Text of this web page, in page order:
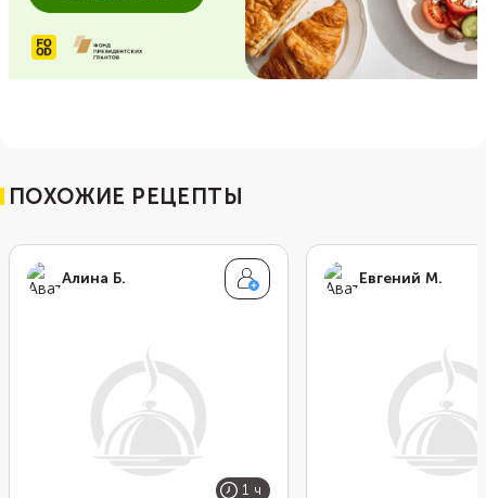
ПОХОЖИЕ РЕЦЕПТЫ
Алина Б.
1 ч
Евгений М.